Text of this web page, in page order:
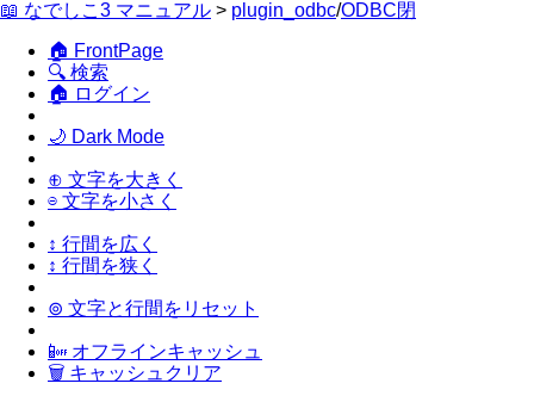
📖 なでしこ3 マニュアル > plugin_odbc/ODBC閉
🏠 FrontPage
🔍 検索
🏠 ログイン
🌙 Dark Mode
⊕ 文字を大きく
⊖ 文字を小さく
↕ 行間を広く
↕ 行間を狭く
⊚ 文字と行間をリセット
📴 オフラインキャッシュ
🗑 キャッシュクリア